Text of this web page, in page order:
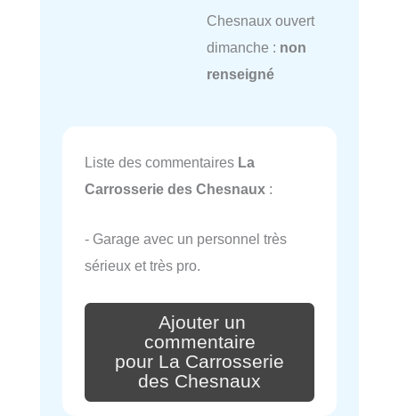
Chesnaux ouvert
dimanche : non
renseigné
Liste des commentaires La
Carrosserie des Chesnaux :
- Garage avec un personnel très
sérieux et très pro.
Ajouter un
commentaire
pour La Carrosserie
des Chesnaux